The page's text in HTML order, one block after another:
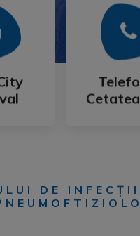
Mai
DE